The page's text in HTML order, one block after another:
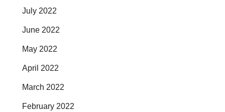
July 2022
June 2022
May 2022
April 2022
March 2022
February 2022